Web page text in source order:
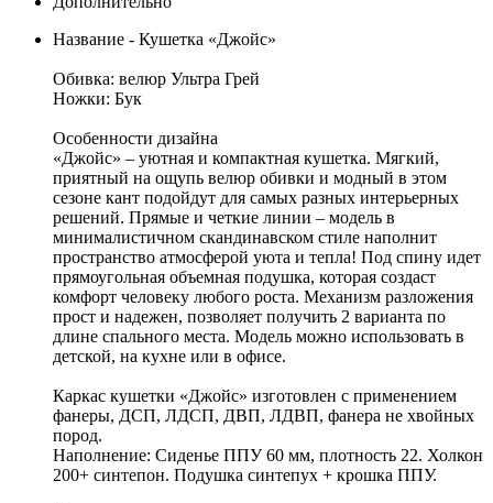
Название - Кушетка «Джойс»
Обивка: велюр Ультра Грей
Ножки: Бук
Особенности дизайна
«Джойс» – уютная и компактная кушетка. Мягкий,
приятный на ощупь велюр обивки и модный в этом
сезоне кант подойдут для самых разных интерьерных
решений. Прямые и четкие линии – модель в
минималистичном скандинавском стиле наполнит
пространство атмосферой уюта и тепла! Под спину идет
прямоугольная объемная подушка, которая создаст
комфорт человеку любого роста. Механизм разложения
прост и надежен, позволяет получить 2 варианта по
длине спального места. Модель можно использовать в
детской, на кухне или в офисе.
Каркас кушетки «Джойс» изготовлен с применением
фанеры, ДСП, ЛДСП, ДВП, ЛДВП, фанера не хвойных
пород.
Наполнение: Сиденье ППУ 60 мм, плотность 22. Холкон
200+ синтепон. Подушка синтепух + крошка ППУ.